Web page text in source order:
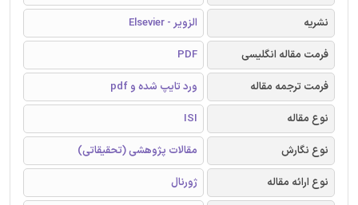
نشریه
الزویر - Elsevier
فرمت مقاله انگلیسی
PDF
فرمت ترجمه مقاله
ورد تایپ شده و pdf
نوع مقاله
ISI
نوع نگارش
مقالات پژوهشی (تحقیقاتی)
نوع ارائه مقاله
ژورنال